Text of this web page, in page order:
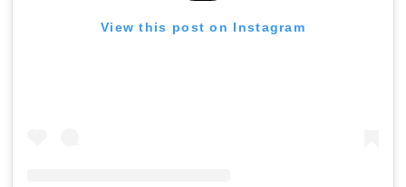
View this post on Instagram